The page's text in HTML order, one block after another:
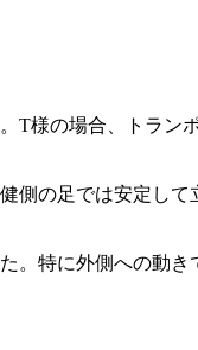
様の場合、トラ
側の足では安定し
特に外側への動